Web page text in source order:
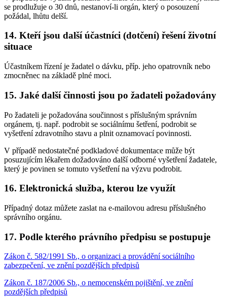
se prodlužuje o 30 dnů, nestanoví-li orgán, který o posouzení
požádal, lhůtu delší.
14. Kteří jsou další účastníci (dotčení) řešení životní
situace
Účastníkem řízení je žadatel o dávku, příp. jeho opatrovník nebo
zmocněnec na základě plné moci.
15. Jaké další činnosti jsou po žadateli požadovány
Po žadateli je požadována součinnost s příslušným správním
orgánem, tj. např. podrobit se sociálnímu šetření, podrobit se
vyšetření zdravotního stavu a plnit oznamovací povinnosti.
V případě nedostatečné podkladové dokumentace může být
posuzujícím lékařem dožadováno další odborné vyšetření žadatele,
který je povinen se tomuto vyšetření na výzvu podrobit.
16. Elektronická služba, kterou lze využít
Případný dotaz můžete zaslat na e-mailovou adresu příslušného
správního orgánu.
17. Podle kterého právního předpisu se postupuje
Zákon č. 582/1991 Sb., o organizaci a provádění sociálního
zabezpečení, ve znění pozdějších předpisů
Zákon č. 187/2006 Sb., o nemocenském pojištění, ve znění
pozdějších předpisů